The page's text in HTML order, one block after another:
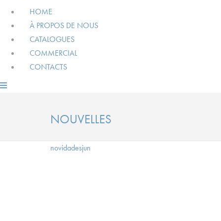
HOME
À PROPOS DE NOUS
CATALOGUES
COMMERCIAL
CONTACTS
NOUVELLES
novidadesjun